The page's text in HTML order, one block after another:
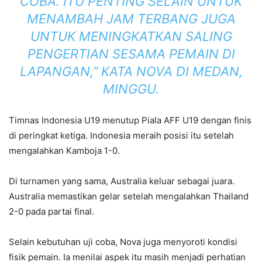
MENAMBAH JAM TERBANG JUGA
UNTUK MENINGKATKAN SALING
PENGERTIAN SESAMA PEMAIN DI
LAPANGAN,” KATA NOVA DI MEDAN,
MINGGU.
Timnas Indonesia U19 menutup Piala AFF U19 dengan finis
di peringkat ketiga. Indonesia meraih posisi itu setelah
mengalahkan Kamboja 1-0.
Di turnamen yang sama, Australia keluar sebagai juara.
Australia memastikan gelar setelah mengalahkan Thailand
2-0 pada partai final.
Selain kebutuhan uji coba, Nova juga menyoroti kondisi
fisik pemain. Ia menilai aspek itu masih menjadi perhatian